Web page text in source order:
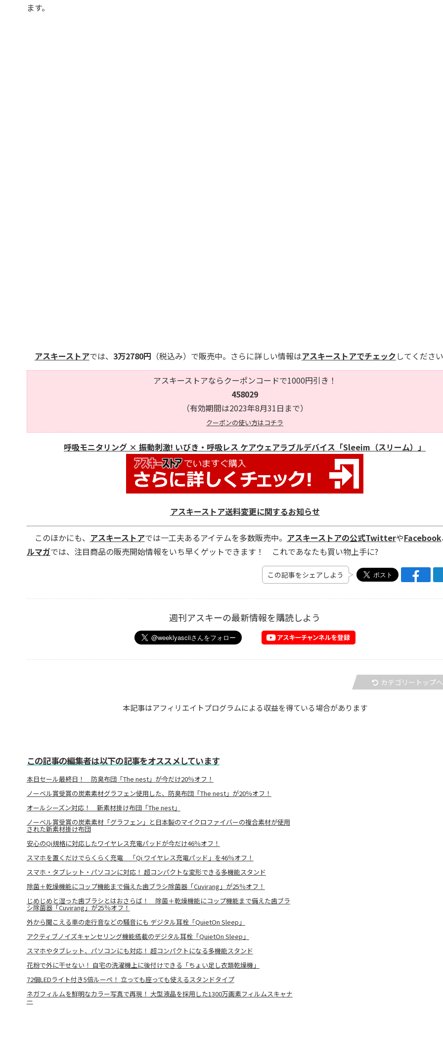
ます。
アスキーストアでは、 3万2780円 （税込み）で販売中。さらに詳しい情報はアスキーストアでチェックしてくださ
アスキーストアならクーポンコードで1000円引き！
458029
（有効期間は2023年8月31日まで）
クーポンの使い方はコチラ
呼吸モニタリング × 振動刺激! いびき・呼吸レス ケアウェアラブルデバイス「Sleeim（スリーム）」
アスキーストア送料変更に関するお知らせ
このほかにも、 アスキーストアでは一工夫あるアイテムを多数販売中。 アスキーストアの公式TwitterやFacebook
ルマガでは、注目商品の販売開始情報をいち早くゲットできます！ これであなたも買い物上手に?
この記事をシェアしよう
週刊アスキーの最新情報を購読しよう
カテゴリートップへ
本記事はアフィリエイトプログラムによる収益を得ている場合があります
この記事の編集者は以下の記事をオススメしています
本日セール最終日！ 防臭布団「The nest」が今だけ20％オフ！
ノーベル賞受賞の炭素素材グラフェン使用した、防臭布団「The nest」が20％オフ！
オールシーズン対応！ 新素材掛け布団「The nest」
ノーベル賞受賞の炭素素材「グラフェン」と日本製のマイクロファイバーの複合素材が使用
された新素材掛け布団
安心のQi規格に対応したワイヤレス充電パッドが今だけ46％オフ！
スマホを置くだけでらくらく充電 「Qi ワイヤレス充電パッド」を46％オフ！
スマホ・タブレット・パソコンに対応！ 超コンパクトな変形できる多機能スタンド
除菌＋乾燥機能にコップ機能まで備えた歯ブラシ除菌器「Cuvirang」が25％オフ！
じめじめと湿った歯ブラシとはおさらば！ 除菌＋乾燥機能にコップ機能まで備えた歯ブラ
シ除菌器「Cuvirang」が25％オフ！
外から聞こえる車の走行音などの騒音にも デジタル耳栓「QuietOn Sleep」
アクティブノイズキャンセリング機能搭載のデジタル耳栓「QuietOn Sleep」
スマホやタブレット、パソコンにも対応！ 超コンパクトになる多機能スタンド
花粉で外に干せない！ 自宅の洗濯機上に後付けできる「ちょい足し衣類乾燥機」
72個LEDライト付き5倍ルーペ！ 立っても座っても使えるスタンドタイプ
ネガフィルムを鮮明なカラー写真で再現！ 大型液晶を採用した1300万画素フィルムスキャナ
ー